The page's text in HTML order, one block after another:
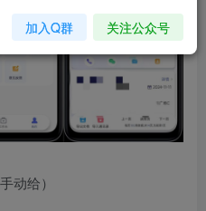
动给）
加入Q群 关注公众号